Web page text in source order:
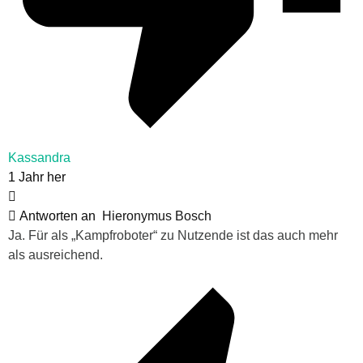
Kassandra
1 Jahr her
Antworten an
Hieronymus Bosch
Ja. Für als „Kampfroboter“ zu Nutzende ist das auch mehr
als ausreichend.